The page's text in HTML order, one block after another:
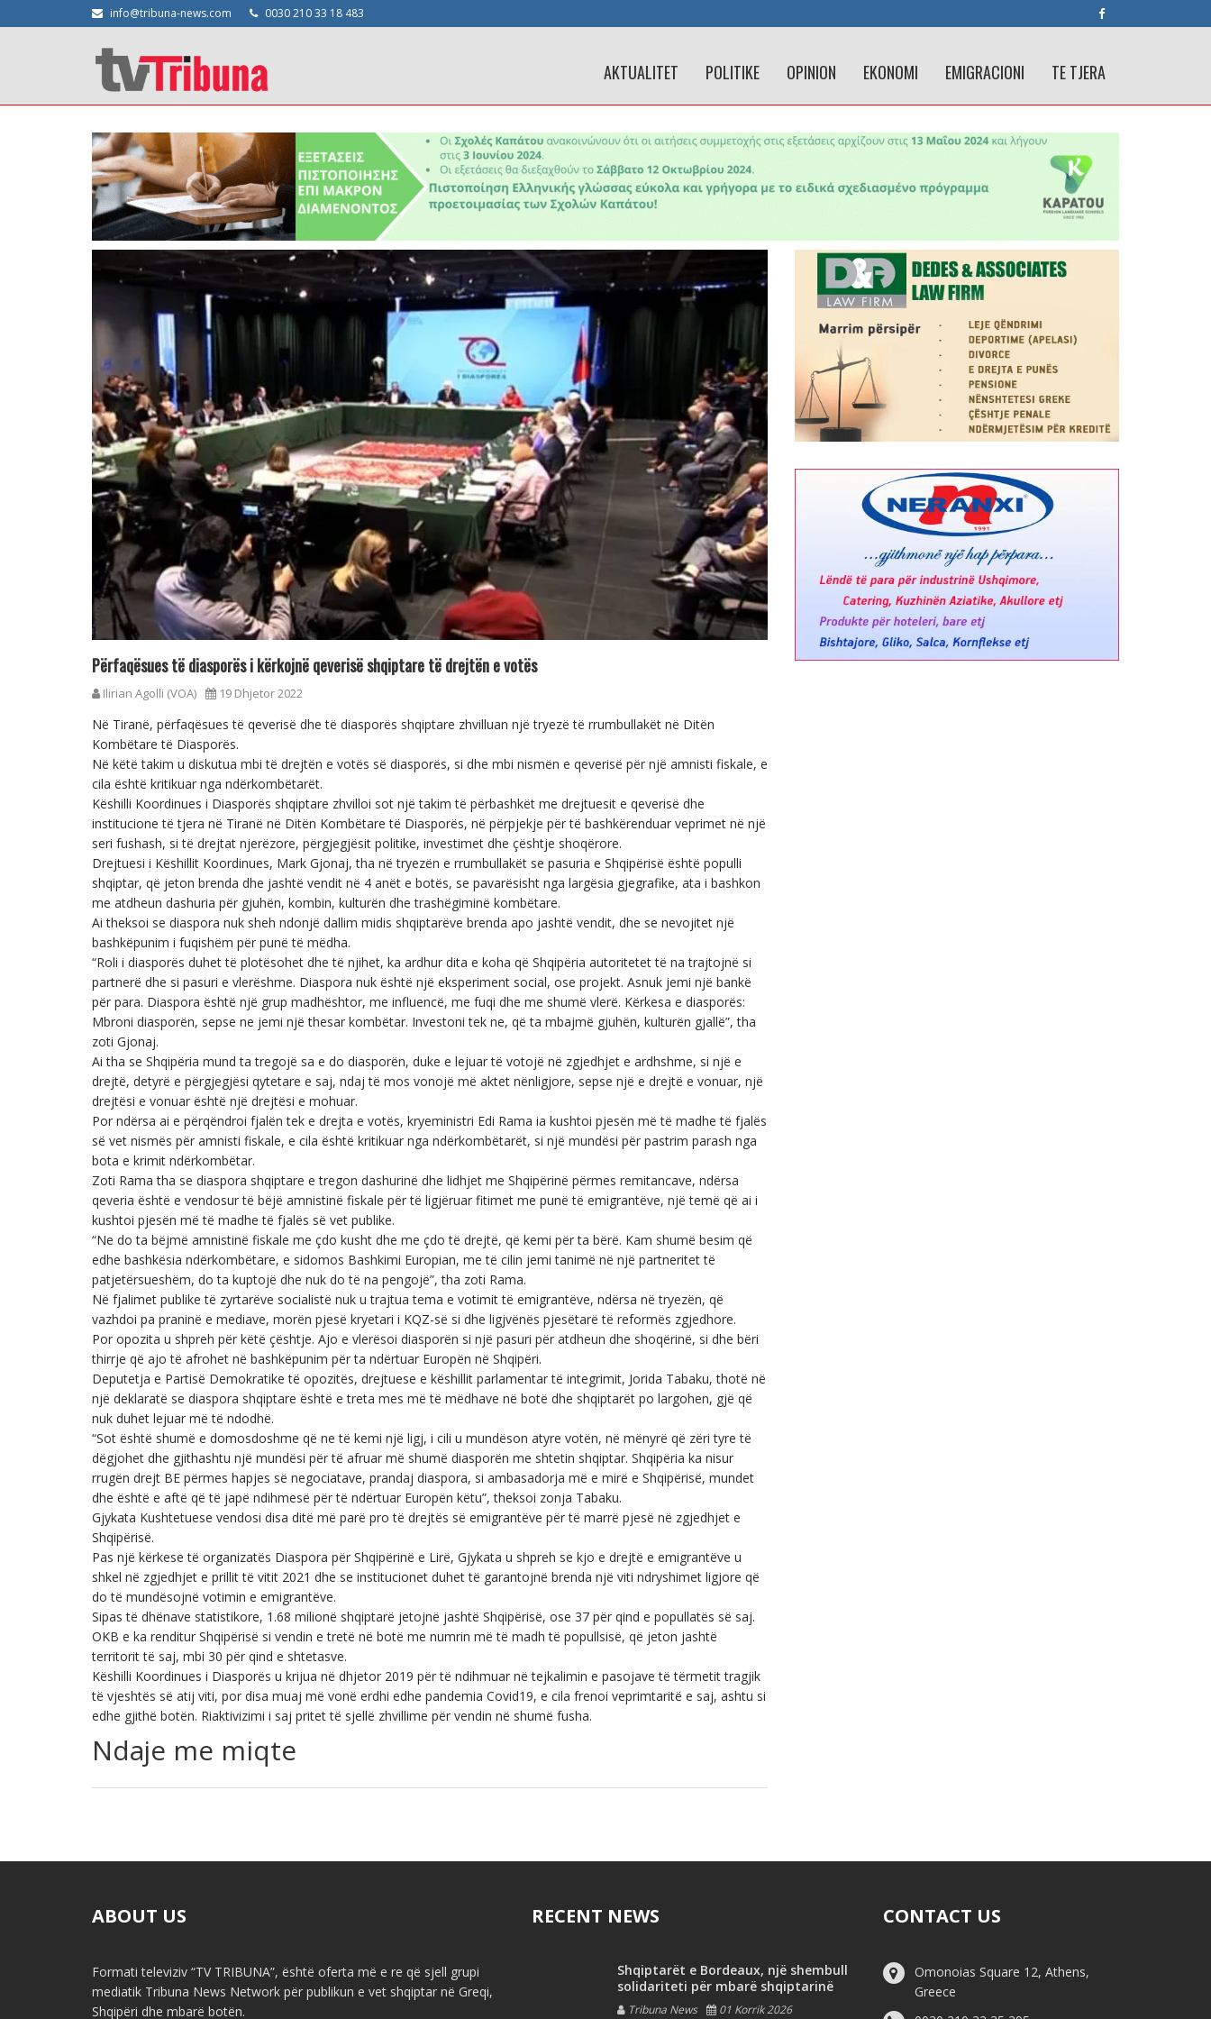
info@tribuna-news.com 0030 210 33 18 483
AKTUALITET POLITIKE OPINION EKONOMI EMIGRACIONI TE TJERA
Përfaqësues të diasporës i kërkojnë qeverisë shqiptare të drejtën e votës
Ilirian Agolli (VOA) 19 Dhjetor 2022
Në Tiranë, përfaqësues të qeverisë dhe të diasporës shqiptare zhvilluan një tryezë të rrumbullakët në Ditën
Kombëtare të Diasporës.
Në këtë takim u diskutua mbi të drejtën e votës së diasporës, si dhe mbi nismën e qeverisë për një amnisti fiskale, e
cila është kritikuar nga ndërkombëtarët.
Këshilli Koordinues i Diasporës shqiptare zhvilloi sot një takim të përbashkët me drejtuesit e qeverisë dhe
institucione të tjera në Tiranë në Ditën Kombëtare të Diasporës, në përpjekje për të bashkërenduar veprimet në një
seri fushash, si të drejtat njerëzore, përgjegjësit politike, investimet dhe çështje shoqërore.
Drejtuesi i Këshillit Koordinues, Mark Gjonaj, tha në tryezën e rrumbullakët se pasuria e Shqipërisë është populli
shqiptar, që jeton brenda dhe jashtë vendit në 4 anët e botës, se pavarësisht nga largësia gjegrafike, ata i bashkon
me atdheun dashuria për gjuhën, kombin, kulturën dhe trashëgiminë kombëtare.
Ai theksoi se diaspora nuk sheh ndonjë dallim midis shqiptarëve brenda apo jashtë vendit, dhe se nevojitet një
bashkëpunim i fuqishëm për punë të mëdha.
“Roli i diasporës duhet të plotësohet dhe të njihet, ka ardhur dita e koha që Shqipëria autoritetet të na trajtojnë si
partnerë dhe si pasuri e vlerëshme. Diaspora nuk është një eksperiment social, ose projekt. Asnuk jemi një bankë
për para. Diaspora është një grup madhështor, me influencë, me fuqi dhe me shumë vlerë. Kërkesa e diasporës:
Mbroni diasporën, sepse ne jemi një thesar kombëtar. Investoni tek ne, që ta mbajmë gjuhën, kulturën gjallë”, tha
zoti Gjonaj.
Ai tha se Shqipëria mund ta tregojë sa e do diasporën, duke e lejuar të votojë në zgjedhjet e ardhshme, si një e
drejtë, detyrë e përgjegjësi qytetare e saj, ndaj të mos vonojë më aktet nënligjore, sepse një e drejtë e vonuar, një
drejtësi e vonuar është një drejtësi e mohuar.
Por ndërsa ai e përqëndroi fjalën tek e drejta e votës, kryeministri Edi Rama ia kushtoi pjesën më të madhe të fjalës
së vet nismës për amnisti fiskale, e cila është kritikuar nga ndërkombëtarët, si një mundësi për pastrim parash nga
bota e krimit ndërkombëtar.
Zoti Rama tha se diaspora shqiptare e tregon dashurinë dhe lidhjet me Shqipërinë përmes remitancave, ndërsa
qeveria është e vendosur të bëjë amnistinë fiskale për të ligjëruar fitimet me punë të emigrantëve, një temë që ai i
kushtoi pjesën më të madhe të fjalës së vet publike.
“Ne do ta bëjmë amnistinë fiskale me çdo kusht dhe me çdo të drejtë, që kemi për ta bërë. Kam shumë besim që
edhe bashkësia ndërkombëtare, e sidomos Bashkimi Europian, me të cilin jemi tanimë në një partneritet të
patjetërsueshëm, do ta kuptojë dhe nuk do të na pengojë”, tha zoti Rama.
Në fjalimet publike të zyrtarëve socialistë nuk u trajtua tema e votimit të emigrantëve, ndërsa në tryezën, që
vazhdoi pa praninë e mediave, morën pjesë kryetari i KQZ-së si dhe ligjvënës pjesëtarë të reformës zgjedhore.
Por opozita u shpreh për këtë çështje. Ajo e vlerësoi diasporën si një pasuri për atdheun dhe shoqërinë, si dhe bëri
thirrje që ajo të afrohet në bashkëpunim për ta ndërtuar Europën në Shqipëri.
Deputetja e Partisë Demokratike të opozitës, drejtuese e këshillit parlamentar të integrimit, Jorida Tabaku, thotë në
një deklaratë se diaspora shqiptare është e treta mes më të mëdhave në botë dhe shqiptarët po largohen, gjë që
nuk duhet lejuar më të ndodhë.
“Sot është shumë e domosdoshme që ne të kemi një ligj, i cili u mundëson atyre votën, në mënyrë që zëri tyre të
dëgjohet dhe gjithashtu një mundësi për të afruar më shumë diasporën me shtetin shqiptar. Shqipëria ka nisur
rrugën drejt BE përmes hapjes së negociatave, prandaj diaspora, si ambasadorja më e mirë e Shqipërisë, mundet
dhe është e aftë që të japë ndihmesë për të ndërtuar Europën këtu”, theksoi zonja Tabaku.
Gjykata Kushtetuese vendosi disa ditë më parë pro të drejtës së emigrantëve për të marrë pjesë në zgjedhjet e
Shqipërisë.
Pas një kërkese të organizatës Diaspora për Shqipërinë e Lirë, Gjykata u shpreh se kjo e drejtë e emigrantëve u
shkel në zgjedhjet e prillit të vitit 2021 dhe se institucionet duhet të garantojnë brenda një viti ndryshimet ligjore që
do të mundësojnë votimin e emigrantëve.
Sipas të dhënave statistikore, 1.68 milionë shqiptarë jetojnë jashtë Shqipërisë, ose 37 për qind e popullatës së saj.
OKB e ka renditur Shqipërisë si vendin e tretë në botë me numrin më të madh të popullsisë, që jeton jashtë
territorit të saj, mbi 30 për qind e shtetasve.
Këshilli Koordinues i Diasporës u krijua në dhjetor 2019 për të ndihmuar në tejkalimin e pasojave të tërmetit tragjik
të vjeshtës së atij viti, por disa muaj më vonë erdhi edhe pandemia Covid19, e cila frenoi veprimtaritë e saj, ashtu si
edhe gjithë botën. Riaktivizimi i saj pritet të sjellë zhvillime për vendin në shumë fusha.
Ndaje me miqte
ABOUT US
Formati televiziv “TV TRIBUNA”, është oferta më e re që sjell grupi
mediatik Tribuna News Network për publikun e vet shqiptar në Greqi,
Shqipëri dhe mbarë botën.
RECENT NEWS
Shqiptarët e Bordeaux, një shembull
solidariteti për mbarë shqiptarinë
Tribuna News 01 Korrik 2026
CONTACT US
Omonoias Square 12, Athens,
Greece